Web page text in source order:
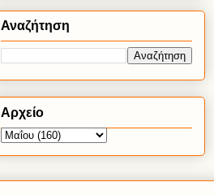
Αναζήτηση
Αρχείο